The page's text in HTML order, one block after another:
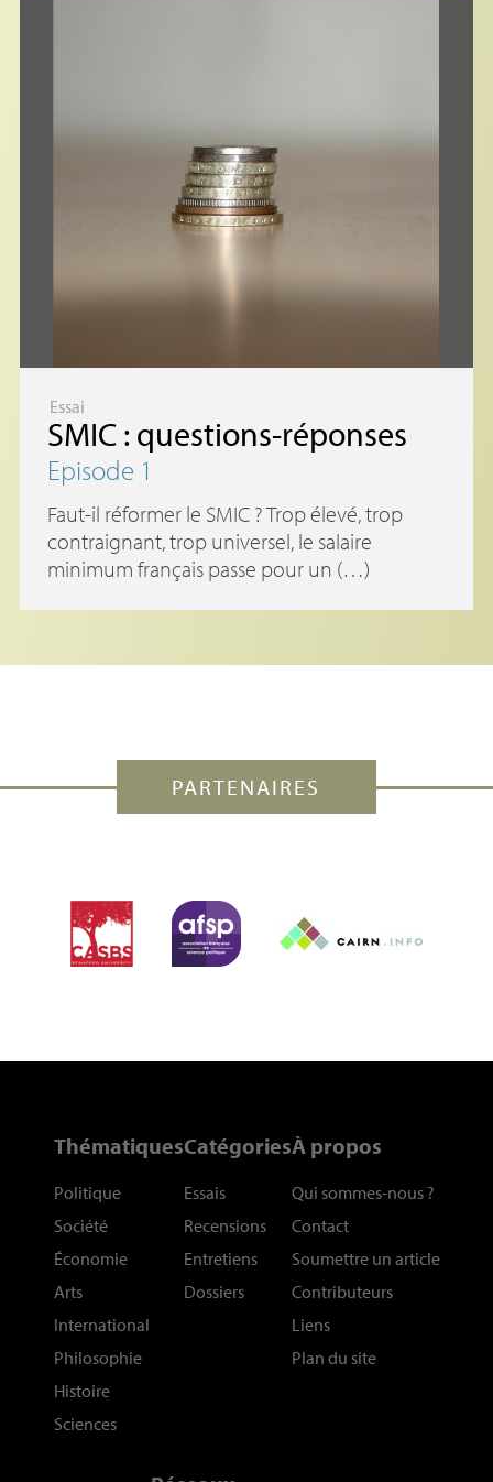
Essai
SMIC: questions-réponses
Episode 1
Faut-il réformer le SMIC ? Trop élevé, trop
contraignant, trop universel, le salaire
minimum français passe pour un (…)
PARTENAIRES
Thématiques
Politique
Société
Économie
Arts
International
Philosophie
Histoire
Sciences
Catégories
Essais
Recensions
Entretiens
Dossiers
À propos
Qui sommes-nous ?
Contact
Soumettre un article
Contributeurs
Liens
Plan du site